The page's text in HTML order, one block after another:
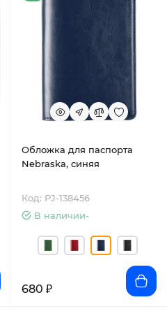
Обложка для паспорта
Nebraska, синяя
Код: PJ-138456
В наличии-
680 ₽